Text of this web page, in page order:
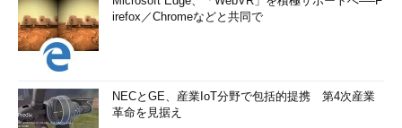
irefox／Chromeなどと共同で
NECとGE、産業IoT分野で包括的提携 第4次産業
革命を見据え